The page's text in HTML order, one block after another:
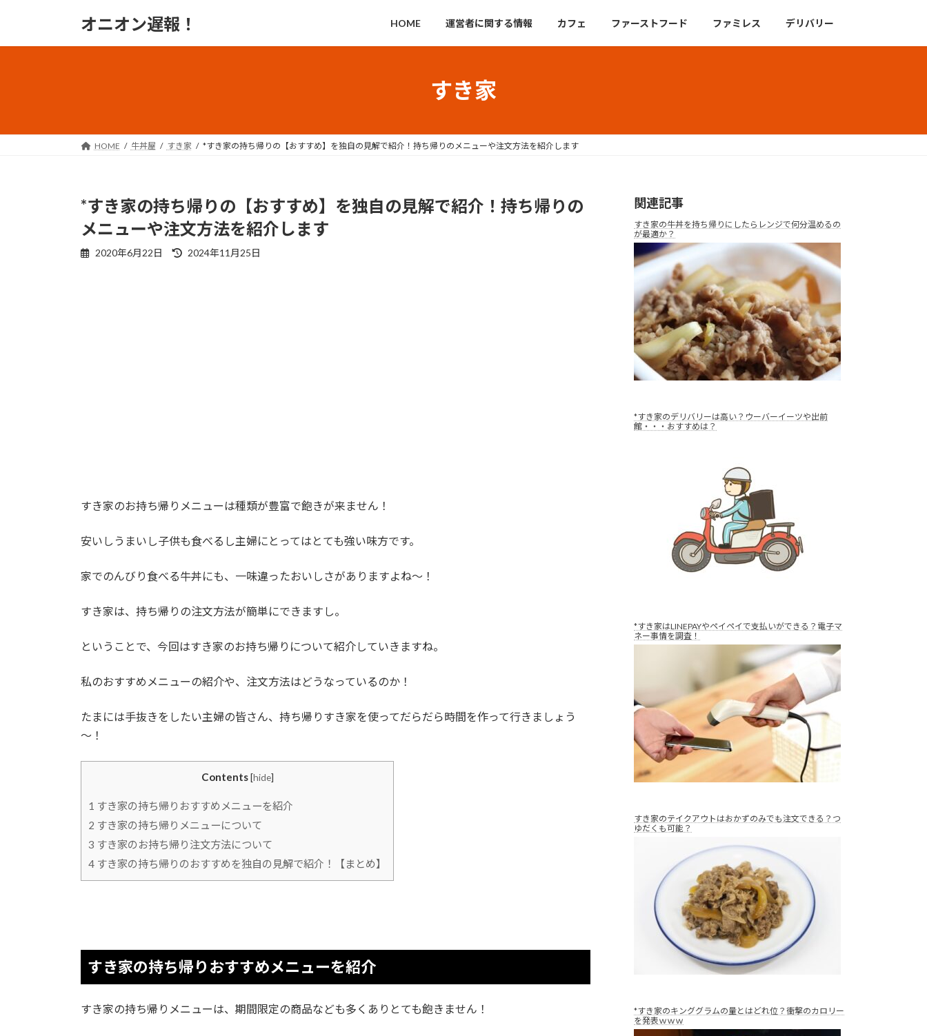
オニオン遅報！ HOME 運営者に関する情報 カフェ ファーストフード ファミレス デリバリー
すき家
HOME 牛丼屋 すき家 *すき家の持ち帰りの【おすすめ】を独自の見解で紹介！持ち帰りのメニューや注文方法を紹介します
*すき家の持ち帰りの【おすすめ】を独自の見解で紹介！持ち帰りの
メニューや注文方法を紹介します
2020年6月22日
最
2024年11月25日
すき家のお持ち帰りメニューは種類が豊富で飽きが来ません！
安いしうまいし子供も食べるし主婦にとってはとても強い味方です。
家でのんびり食べる牛丼にも、一味違ったおいしさがありますよね～！
すき家は、持ち帰りの注文方法が簡単にできますし。
ということで、今回はすき家のお持ち帰りについて紹介していきますね。
私のおすすめメニューの紹介や、注文方法はどうなっているのか！
たまには手抜きをしたい主婦の皆さん、持ち帰りすき家を使ってだらだら時間を作って行きましょう
～！
Contents [hide]
1 すき家の持ち帰りおすすめメニューを紹介
2 すき家の持ち帰りメニューについて
3 すき家のお持ち帰り注文方法について
4 すき家の持ち帰りのおすすめを独自の見解で紹介！【まとめ】
すき家の持ち帰りおすすめメニューを紹介
すき家の持ち帰りメニューは、期間限定の商品なども多くありとても飽きません！
関連記事
すき家の牛丼を持ち帰りにしたらレンジで何分温めるの
が最適か？
*すき家のデリバリーは高い？ウーバーイーツや出前
館・・・おすすめは？
*すき家はLINEPAYやペイペイで支払いができる？電子マ
ネー事情を調査！
すき家のテイクアウトはおかずのみでも注文できる？つ
ゆだくも可能？
*すき家のキンググラムの量とはどれ位？衝撃のカロリー
を発表ｗｗｗ